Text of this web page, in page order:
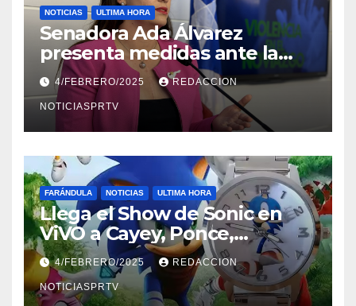
NOTICIAS ULTIMA HORA
Senadora Ada Álvarez
presenta medidas ante la
violencia en el noviazgo
4/FEBRERO/2025 REDACCION
NOTICIASPRTV
FARÁNDULA NOTICIAS ULTIMA HORA
Llega el Show de Sonic en
ViVO a Cayey, Ponce,
Barceloneta y Humacao,
Relojes gratis para el que
compre ahora….
4/FEBRERO/2025 REDACCION
NOTICIASPRTV